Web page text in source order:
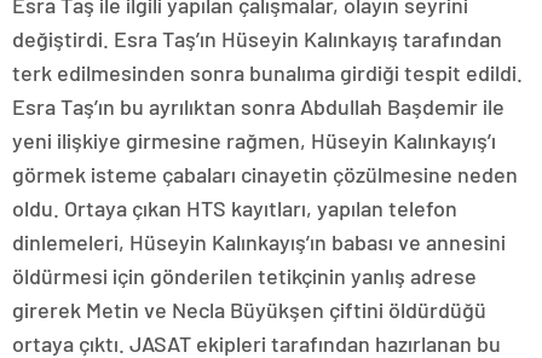
değiştirdi. Esra Taş’ın Hüseyin Kalınkayış tarafından
terk edilmesinden sonra bunalıma girdiği tespit edildi.
Esra Taş’ın bu ayrılıktan sonra Abdullah Başdemir ile
yeni ilişkiye girmesine rağmen, Hüseyin Kalınkayış’ı
görmek isteme çabaları cinayetin çözülmesine neden
oldu. Ortaya çıkan HTS kayıtları, yapılan telefon
dinlemeleri, Hüseyin Kalınkayış’ın babası ve annesini
öldürmesi için gönderilen tetikçinin yanlış adrese
girerek Metin ve Necla Büyükşen çiftini öldürdüğü
ortaya çıktı. JASAT ekipleri tarafından hazırlanan bu